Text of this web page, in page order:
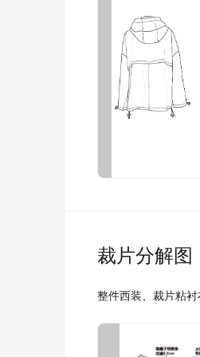
裁片分解图
整件西装、裁片粘